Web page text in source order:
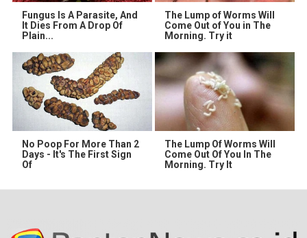
Fungus Is A Parasite, And
It Dies From A Drop Of
Plain...
The Lump of Worms Will
Come Out of You in The
Morning. Try it
No Poop For More Than 2
Days - It's The First Sign
Of
The Lump Of Worms Will
Come Out Of You In The
Morning. Try It